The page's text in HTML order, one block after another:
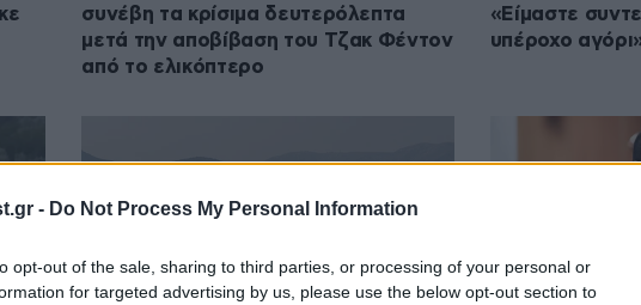
- Do Not Process My Personal Information
opt-out of the sale, sharing to third parties, or processing of your personal or
for targeted advertising by us, please use the below opt-out section to
συνέβη τα κρίσιμα δευτερόλεπτα
μετά την αποβίβαση του Τζακ Φέντον
από το ελικόπτερο
«Είμαστε
υπέροχο